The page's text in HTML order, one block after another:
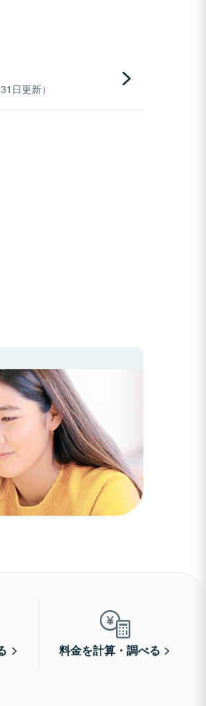
日更新）
料金を計算・調べる